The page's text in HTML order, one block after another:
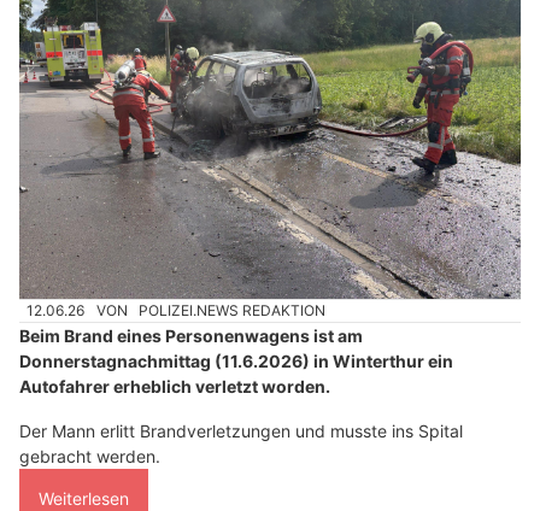
12.06.26 VON POLIZEI.NEWS REDAKTION
Beim Brand eines Personenwagens ist am
Donnerstagnachmittag (11.6.2026) in Winterthur ein
Autofahrer erheblich verletzt worden.
Der Mann erlitt Brandverletzungen und musste ins Spital
gebracht werden.
Weiterlesen